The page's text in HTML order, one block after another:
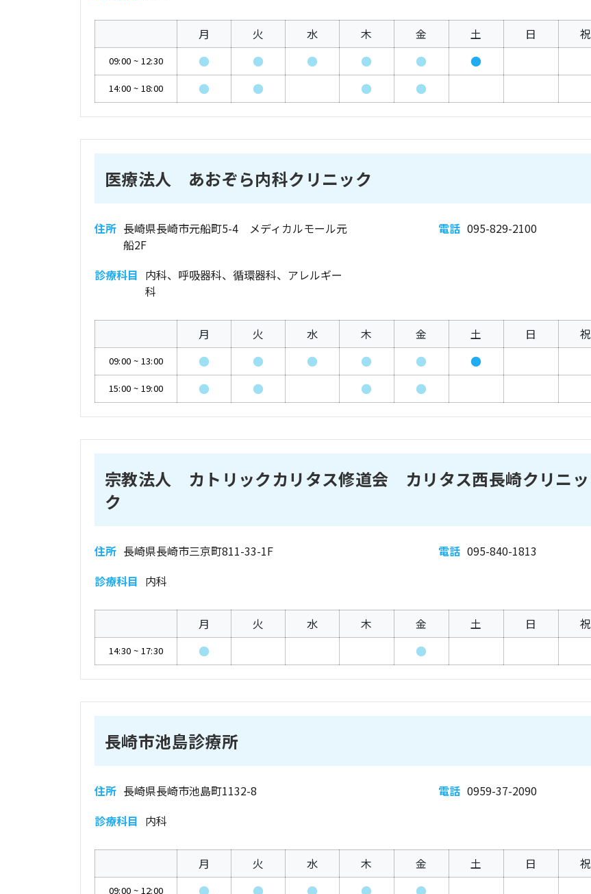
月 火 水 木 金 土 日 祝
09:00 ~ 12:30 ● ● ● ● ● ●
14:00 ~ 18:00 ● ● ● ●
医療法人 あおぞら内科クリニック
住所 長崎県長崎市元船町5-4 メディカルモール元
船2F
電話 095-829-2100
診療科目 内科、呼吸器科、循環器科、アレルギー
科
月 火 水 木 金 土 日 祝
09:00 ~ 13:00 ● ● ● ● ● ●
15:00 ~ 19:00 ● ● ● ●
宗教法人 カトリックカリタス修道会 カリタス西長崎クリニッ
ク
住所 長崎県長崎市三京町811-33-1F 電話 095-840-1813
診療科目 内科
月 火 水 木 金 土 日 祝
14:30 ~ 17:30 ● ●
長崎市池島診療所
住所 長崎県長崎市池島町1132-8 電話 0959-37-2090
診療科目 内科
月 火 水 木 金 土 日 祝
09:00 ~ 12:00 ● ● ● ● ●